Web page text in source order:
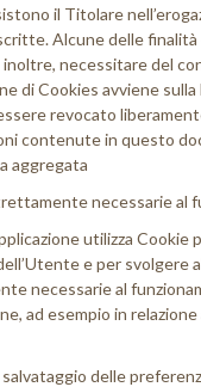
il Titolare
Alcune delle
necessitare del
di Cookies avviene
revocato
contenute in questo
aggregata
necessarie al
utilizza Cookie
e per svolgere
necessarie al
ad esempio in
delle